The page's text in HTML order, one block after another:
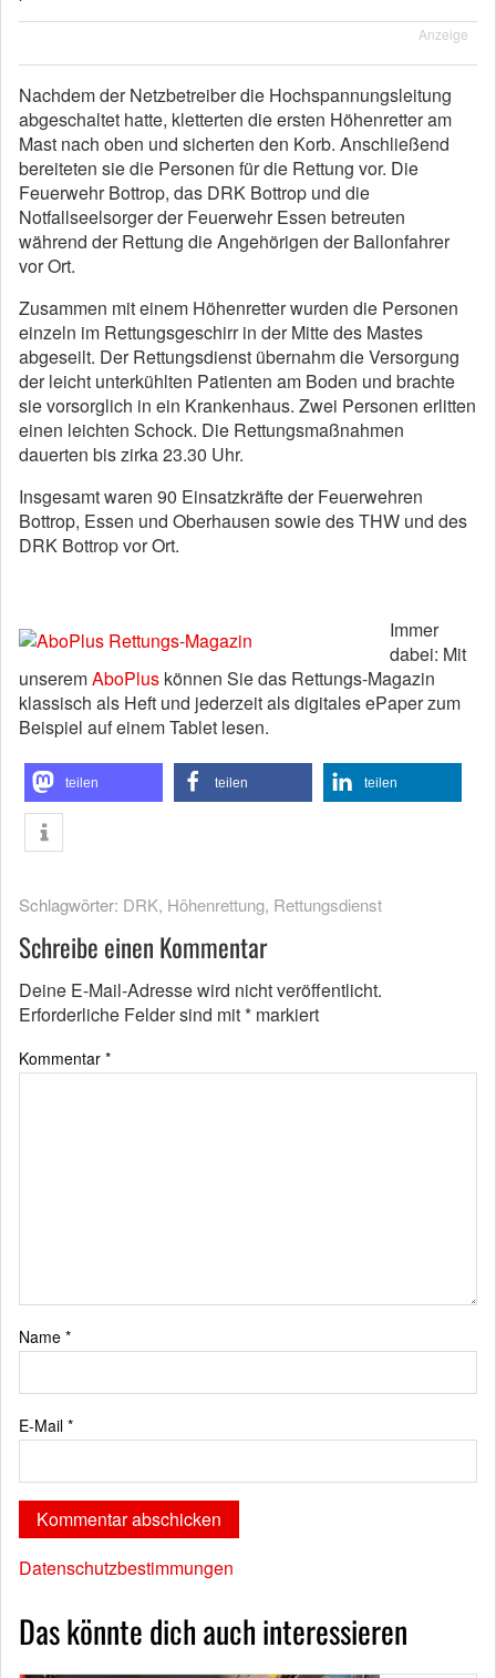
Anzeige
Nachdem der Netzbetreiber die Hochspannungsleitung
abgeschaltet hatte, kletterten die ersten Höhenretter am
Mast nach oben und sicherten den Korb. Anschließend
bereiteten sie die Personen für die Rettung vor. Die
Feuerwehr Bottrop, das DRK Bottrop und die
Notfallseelsorger der Feuerwehr Essen betreuten
während der Rettung die Angehörigen der Ballonfahrer
vor Ort.
Zusammen mit einem Höhenretter wurden die Personen
einzeln im Rettungsgeschirr in der Mitte des Mastes
abgeseilt. Der Rettungsdienst übernahm die Versorgung
der leicht unterkühlten Patienten am Boden und brachte
sie vorsorglich in ein Krankenhaus. Zwei Personen erlitten
einen leichten Schock. Die Rettungsmaßnahmen
dauerten bis zirka 23.30 Uhr.
Insgesamt waren 90 Einsatzkräfte der Feuerwehren
Bottrop, Essen und Oberhausen sowie des THW und des
DRK Bottrop vor Ort.
Immer
dabei: Mit
unseremAboPlus können Sie das Rettungs-Magazin
klassisch als Heft und jederzeit als digitales ePaper zum
Beispiel auf einem Tablet lesen.
teilen teilen teilen
Schlagwörter: DRK, Höhenrettung, Rettungsdienst
Schreibe einen Kommentar
Deine E-Mail-Adresse wird nicht veröffentlicht.
Erforderliche Felder sind mit* markiert
Kommentar *
Name *
E-Mail *
Datenschutzbestimmungen
Das könnte dich auch interessieren